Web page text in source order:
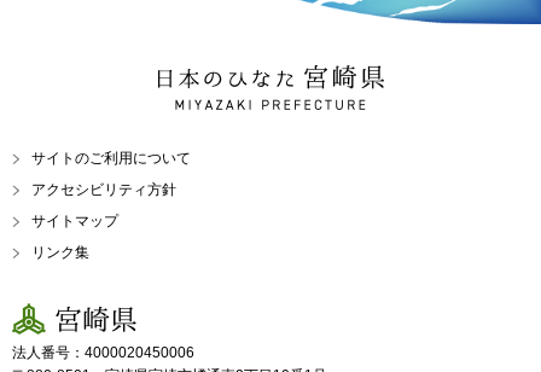
日本のひなた 宮崎県
MIYAZAKI PREFECTURE
サイトのご利用について
アクセシビリティ方針
サイトマップ
リンク集
宮崎県
法人番号：4000020450006